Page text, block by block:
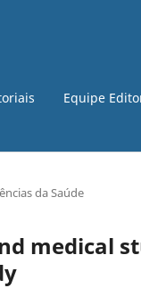
Equipe
da Saúde
medical